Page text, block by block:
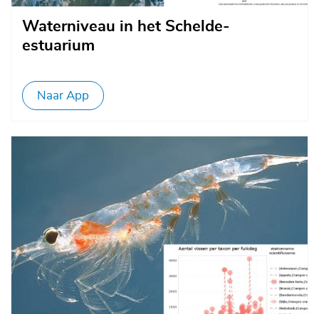
Waterniveau in het Schelde-
estuarium
Naar App